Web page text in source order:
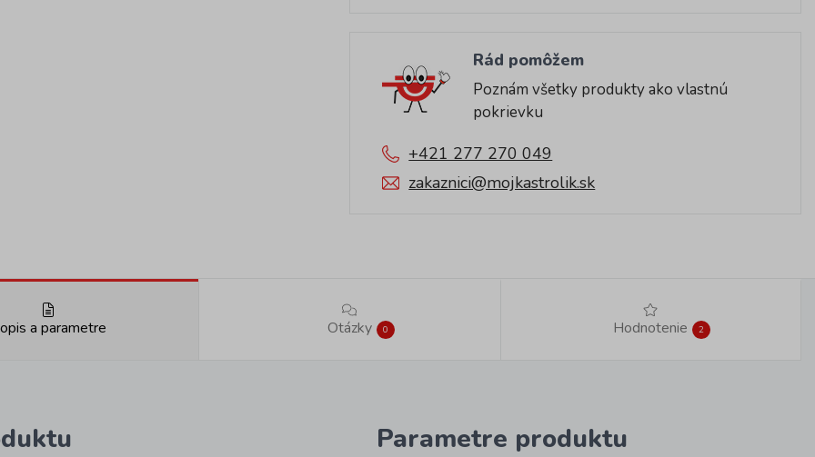
Rád pomôžem
Poznám všetky produkty ako vlastnú
pokrievku
+421 277 270 049
zakaznici@mojkastrolik.sk
a parametre Otázky 0 Hodnotenie 2
Parametre produktu